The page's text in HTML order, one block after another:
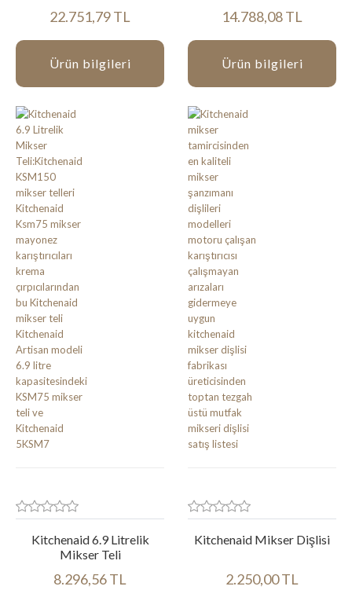
22.751,79 TL
Ürün bilgileri
14.788,08 TL
Ürün bilgileri
Kitchenaid 6.9 Litrelik
Mikser Teli
8.296,56 TL
Kitchenaid Mikser Dişlisi
2.250,00 TL